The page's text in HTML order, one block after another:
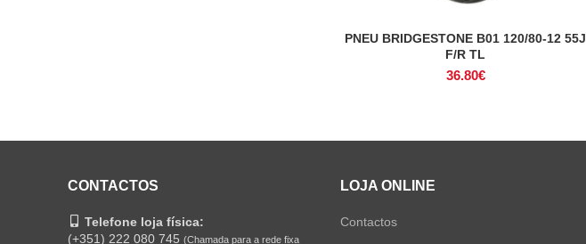
ADICIONAR
PNEU BRIDGESTONE B01 120/80-12 55J
F/R TL
36.80€
CONTACTOS
Telefone loja física:
(+351) 222 080 745 (Chamada para a rede fixa
LOJA ONLINE
Contactos